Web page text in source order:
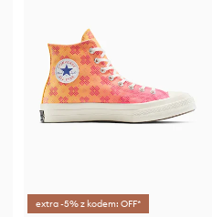
extra -5% z kodem: OFF*